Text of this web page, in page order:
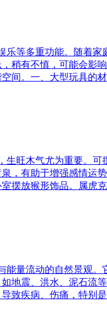
等多重功能。随着
稍有不慎，可能会影
间。一、大型玩具的
旺木气尤为重要。
，有助于增强感情运
摆放猴形饰品。属虎
量流动的自然景观
地震、洪水、泥石流
致疾病、伤痛，特别